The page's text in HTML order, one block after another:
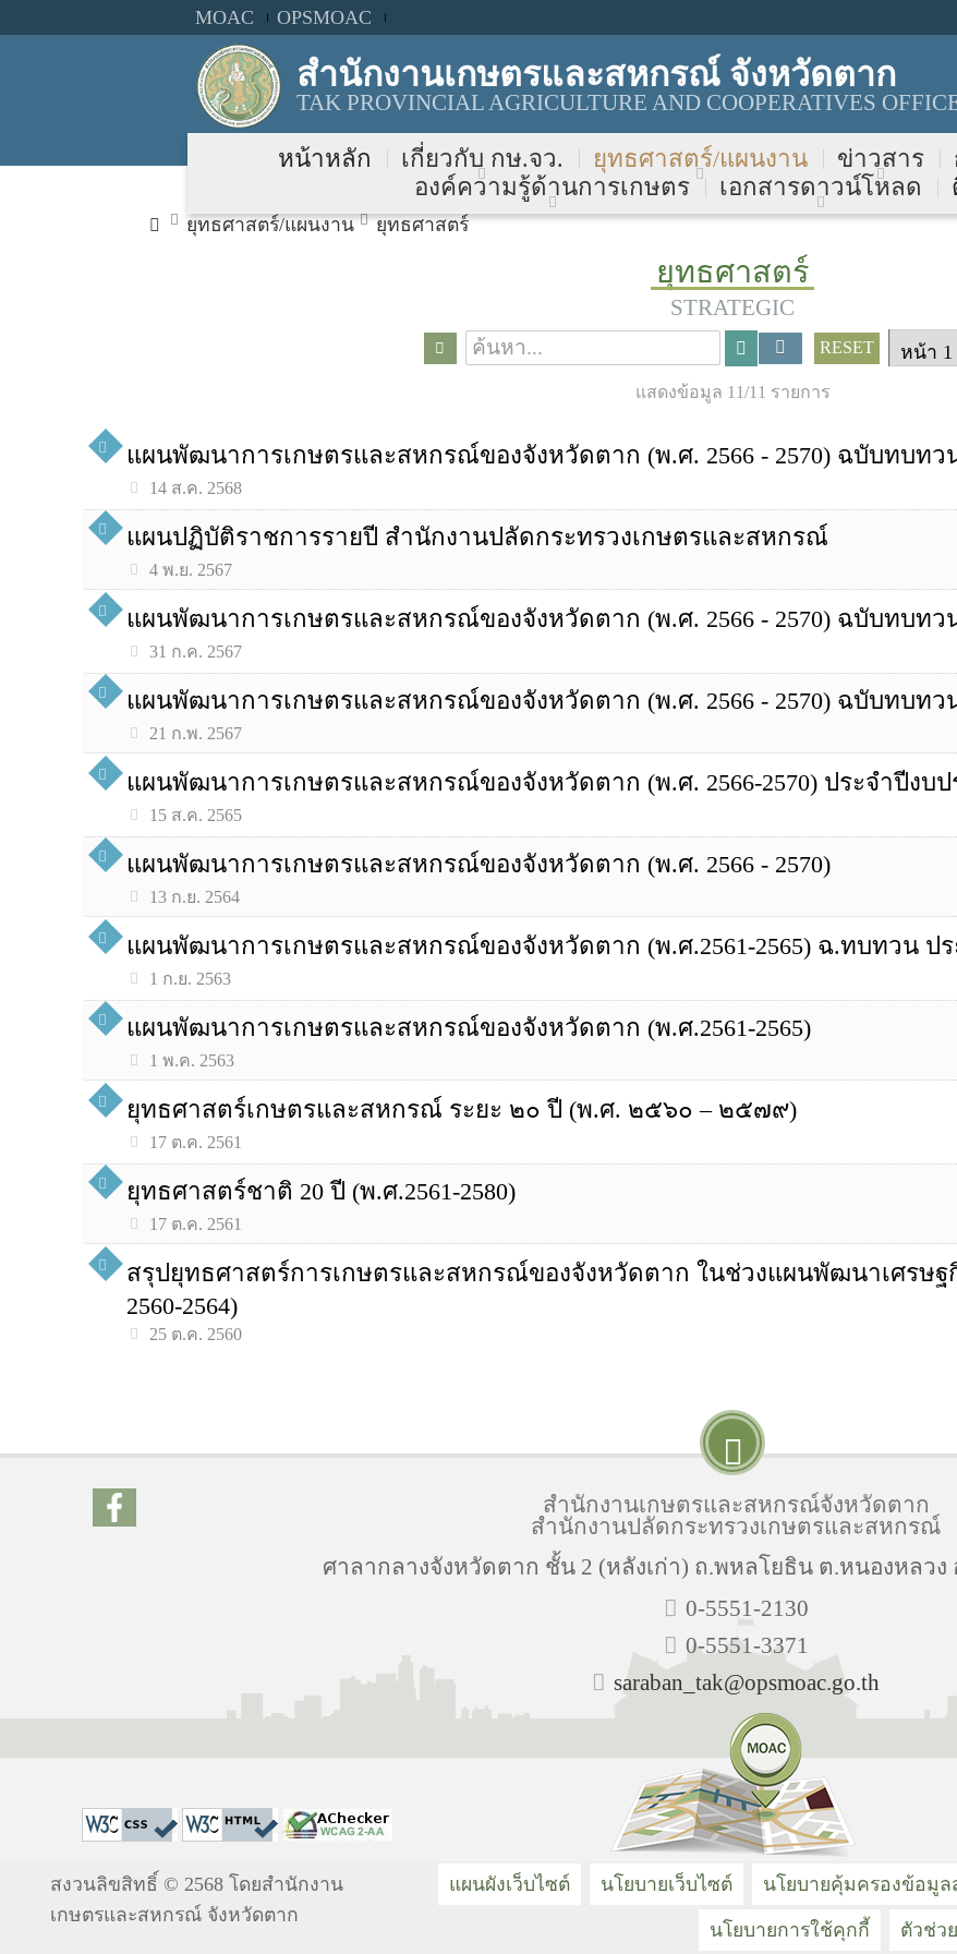
MOAC OPSMOAC
สำนักงานเกษตรและสหกรณ์ จังหวัดตาก
TAK PROVINCIAL AGRICULTURE AND COOPERATIVES
หน้าหลัก เกี่ยวกับ กษ.จว. ยุทธศาสตร์/แผนงาน ข่าวสาร
องค์ความรู้ด้านการเกษตร
เอกสารดาวน์โหลด
ยุทธศาสตร์/แผนงาน ยุทธศาสตร์
ยุทธศาสตร์
STRATEGIC
RESET
แสดงข้อมูล 11/11 รายการ
แผนพัฒนาการเกษตรและสหกรณ์ของจังหวัดตาก (พ.ศ. 2566 - 2570) ฉบับทบทว
14 ส.ค. 2568
แผนปฏิบัติราชการรายปี สำนักงานปลัดกระทรวงเกษตรและสหกรณ์
4 พ.ย. 2567
แผนพัฒนาการเกษตรและสหกรณ์ของจังหวัดตาก (พ.ศ. 2566 - 2570) ฉบับทบทว
31 ก.ค. 2567
แผนพัฒนาการเกษตรและสหกรณ์ของจังหวัดตาก (พ.ศ. 2566 - 2570) ฉบับทบทว
21 ก.พ. 2567
แผนพัฒนาการเกษตรและสหกรณ์ของจังหวัดตาก (พ.ศ. 2566-2570) ประจำปีงบ
15 ส.ค. 2565
แผนพัฒนาการเกษตรและสหกรณ์ของจังหวัดตาก (พ.ศ. 2566 - 2570)
13 ก.ย. 2564
แผนพัฒนาการเกษตรและสหกรณ์ของจังหวัดตาก (พ.ศ.2561-2565) ฉ.ทบทวน ป
1 ก.ย. 2563
แผนพัฒนาการเกษตรและสหกรณ์ของจังหวัดตาก (พ.ศ.2561-2565)
1 พ.ค. 2563
ยุทธศาสตร์เกษตรและสหกรณ์ ระยะ ๒๐ ปี (พ.ศ. ๒๕๖๐ – ๒๕๗๙)
17 ต.ค. 2561
ยุทธศาสตร์ชาติ 20 ปี (พ.ศ.2561-2580)
17 ต.ค. 2561
สรุปยุทธศาสตร์การเกษตรและสหกรณ์ของจังหวัดตาก ในช่วงแผนพัฒนาเศรษ
2560-2564)
25 ต.ค. 2560
สำนักงานเกษตรและสหกรณ์จังหวัดตาก
สำนักงานปลัดกระทรวงเกษตรและสหกรณ์
ศาลากลางจังหวัดตาก ชั้น 2 (หลังเก่า) ถ.พหลโยธิน ต.หนองหลวง
0-5551-2130
0-5551-3371
saraban_tak@opsmoac.go.th
สงวนลิขสิทธิ์ © 2568 โดยสำนักงาน
เกษตรและสหกรณ์ จังหวัดตาก
แผนผังเว็บไซต์ นโยบายเว็บไซต์ นโยบายคุ้มครองข้อมู
นโยบายการใช้คุกกี้ ตัวช่ว